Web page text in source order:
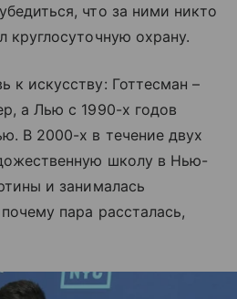
что за ними никто
круглосуточную охрану.
к искусству: Готтесман –
а Лью с 1990-х годов
В 2000-х в течение двух
школу в Нью-
и занималась
пара рассталась,